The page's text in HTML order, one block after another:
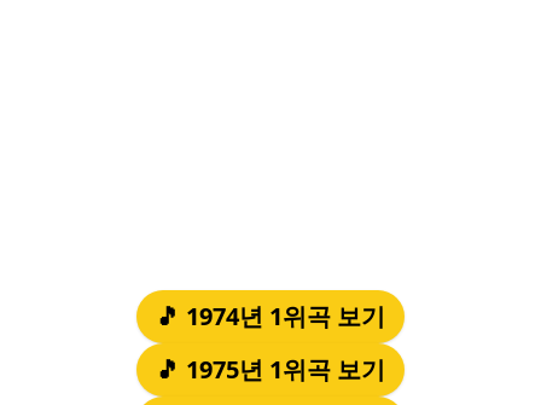
🎵 1974년 1위곡 보기
🎵 1975년 1위곡 보기